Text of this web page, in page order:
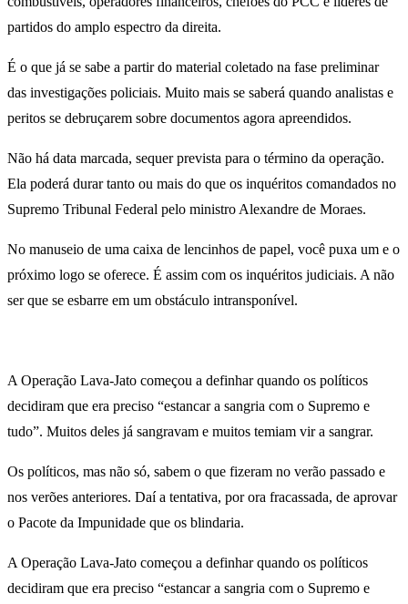
partidos do amplo espectro da direita.
É o que já se sabe a partir do material coletado na fase preliminar
das investigações policiais. Muito mais se saberá quando analistas e
peritos se debruçarem sobre documentos agora apreendidos.
Não há data marcada, sequer prevista para o término da operação.
Ela poderá durar tanto ou mais do que os inquéritos comandados no
Supremo Tribunal Federal pelo ministro Alexandre de Moraes.
No manuseio de uma caixa de lencinhos de papel, você puxa um e o
próximo logo se oferece. É assim com os inquéritos judiciais. A não
ser que se esbarre em um obstáculo intransponível.
A Operação Lava-Jato começou a definhar quando os políticos
decidiram que era preciso “estancar a sangria com o Supremo e
tudo”. Muitos deles já sangravam e muitos temiam vir a sangrar.
Os políticos, mas não só, sabem o que fizeram no verão passado e
nos verões anteriores. Daí a tentativa, por ora fracassada, de aprovar
o Pacote da Impunidade que os blindaria.
A Operação Lava-Jato começou a definhar quando os políticos
decidiram que era preciso “estancar a sangria com o Supremo e